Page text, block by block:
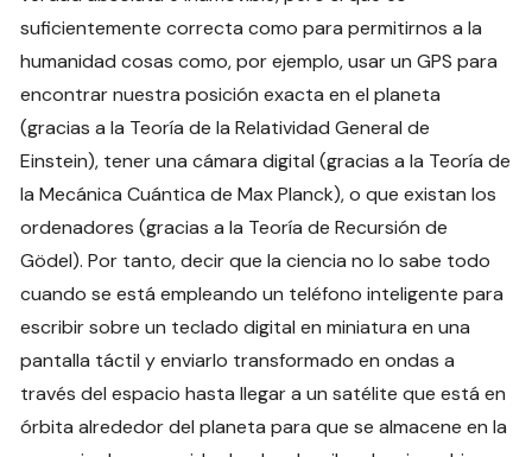
suficientemente correcta como para permitirnos a la
humanidad cosas como, por ejemplo, usar un GPS para
encontrar nuestra posición exacta en el planeta
(gracias a la Teoría de la Relatividad General de
Einstein), tener una cámara digital (gracias a la Teoría de
la Mecánica Cuántica de Max Planck), o que existan los
ordenadores (gracias a la Teoría de Recursión de
Gödel). Por tanto, decir que la ciencia no lo sabe todo
cuando se está empleando un teléfono inteligente para
escribir sobre un teclado digital en miniatura en una
pantalla táctil y enviarlo transformado en ondas a
través del espacio hasta llegar a un satélite que está en
órbita alrededor del planeta para que se almacene en la